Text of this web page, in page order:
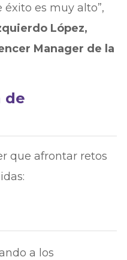
es muy alto”,
López,
Manager de la
de
que afrontar retos
a los